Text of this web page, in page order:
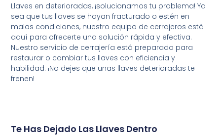
Llaves en deterioradas, ¡solucionamos tu problema! Ya
sea que tus llaves se hayan fracturado o estén en
malas condiciones, nuestro equipo de cerrajeros está
aquí para ofrecerte una solución rápida y efectiva.
Nuestro servicio de cerrajería está preparado para
restaurar o cambiar tus llaves con eficiencia y
habilidad. ¡No dejes que unas llaves deterioradas te
frenen!
Te Has Dejado Las Llaves Dentro